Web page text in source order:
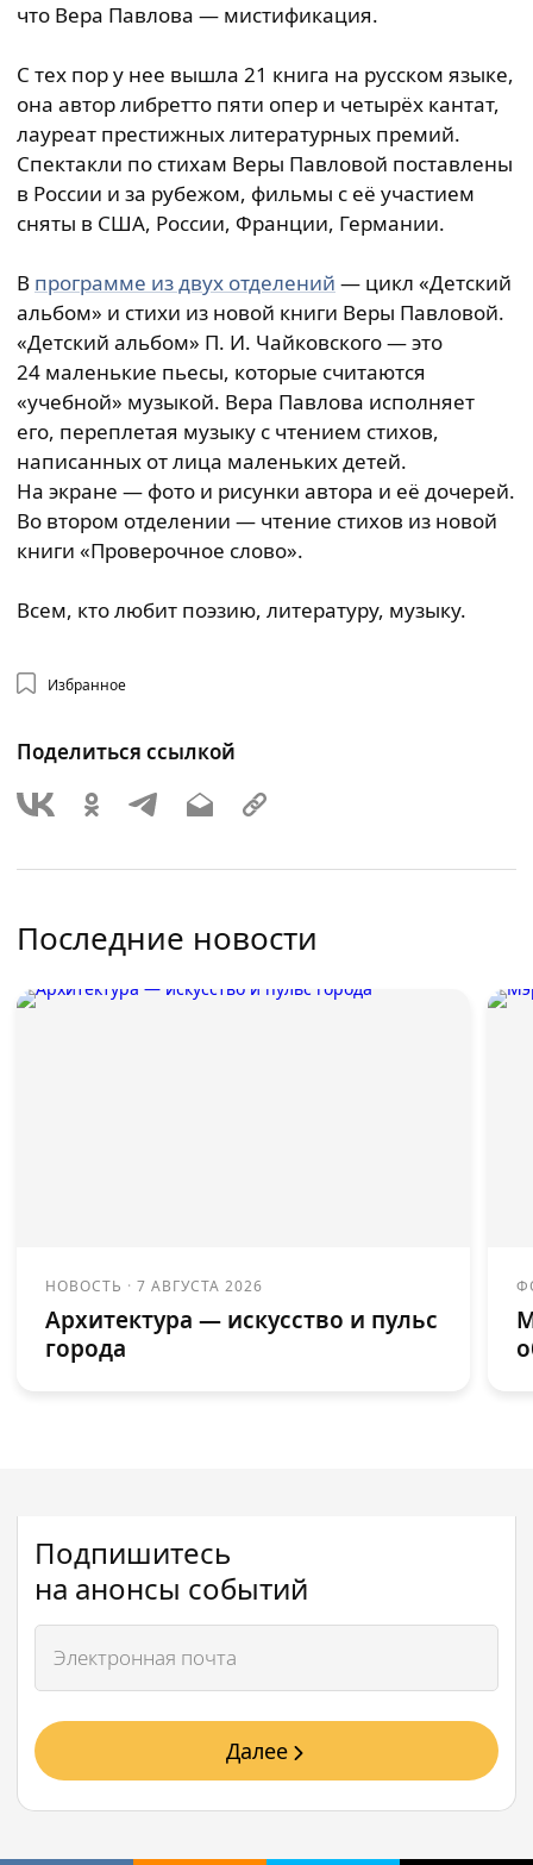
что Вера Павлова — мистификация.
С тех пор у нее вышла 21 книга на русском языке,
она автор либретто пяти опер и четырёх кантат,
лауреат престижных литературных премий.
Спектакли по стихам Веры Павловой поставлены
в России и за рубежом, фильмы с её участием
сняты в США, России, Франции, Германии.
В программе из двух отделений — цикл «Детский
альбом» и стихи из новой книги Веры Павловой.
«Детский альбом» П. И. Чайковского — это
24 маленькие пьесы, которые считаются
«учебной» музыкой. Вера Павлова исполняет
его, переплетая музыку с чтением стихов,
написанных от лица маленьких детей.
На экране — фото и рисунки автора и её дочерей.
Во втором отделении — чтение стихов из новой
книги «Проверочное слово».
Всем, кто любит поэзию, литературу, музыку.
Избранное
Поделиться ссылкой
Последние новости
НОВОСТЬ ·7 АВГУСТА 2026
Архитектура — искусство и пульс
города
Подпишитесь
на анонсы событий
Далее